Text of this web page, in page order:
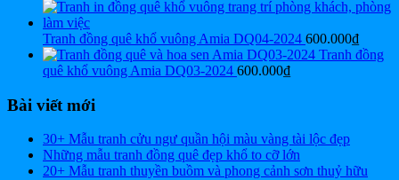
Tranh đồng quê khổ vuông Amia DQ04-2024 600.000₫
Tranh đồng
quê khổ vuông Amia DQ03-2024 600.000₫
Bài viết mới
30+ Mẫu tranh cửu ngư quần hội màu vàng tài lộc đẹp
Những mẫu tranh đồng quê đẹp khổ to cỡ lớn
20+ Mẫu tranh thuyền buồm và phong cảnh sơn thuỷ hữu